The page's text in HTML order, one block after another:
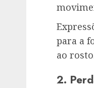
para a
ao
2.